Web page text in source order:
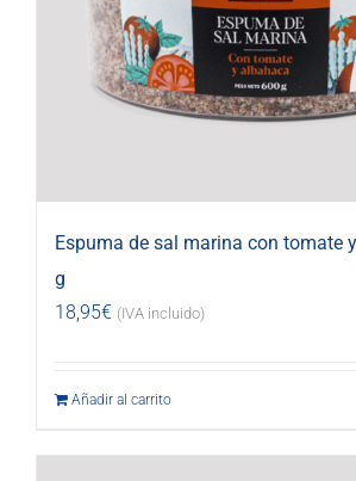
Espuma de sal marina con tomate
g
18,95€ (IVA incluido)
Añadir al carrito